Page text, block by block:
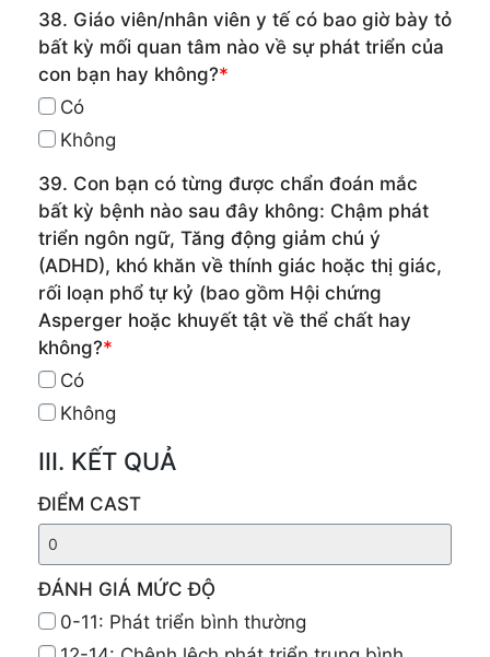
38. Giáo viên/nhân viên y tế có bao giờ bày tỏ
bất kỳ mối quan tâm nào về sự phát triển của
con bạn hay không?*
Có
Không
39. Con bạn có từng được chẩn đoán mắc
bất kỳ bệnh nào sau đây không: Chậm phát
triển ngôn ngữ, Tăng động giảm chú ý
(ADHD), khó khăn về thính giác hoặc thị giác,
rối loạn phổ tự kỷ (bao gồm Hội chứng
Asperger hoặc khuyết tật về thể chất hay
không?*
Có
Không
III. KẾT QUẢ
ĐIỂM CAST
ĐÁNH GIÁ MỨC ĐỘ
0-11: Phát triển bình thường